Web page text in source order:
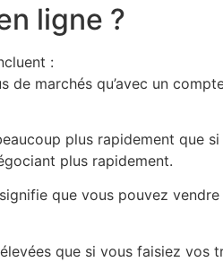
ligne ?
:
de marchés qu’avec un
plus rapidement que si
plus rapidement.
que vous pouvez
que si vous faisiez vos